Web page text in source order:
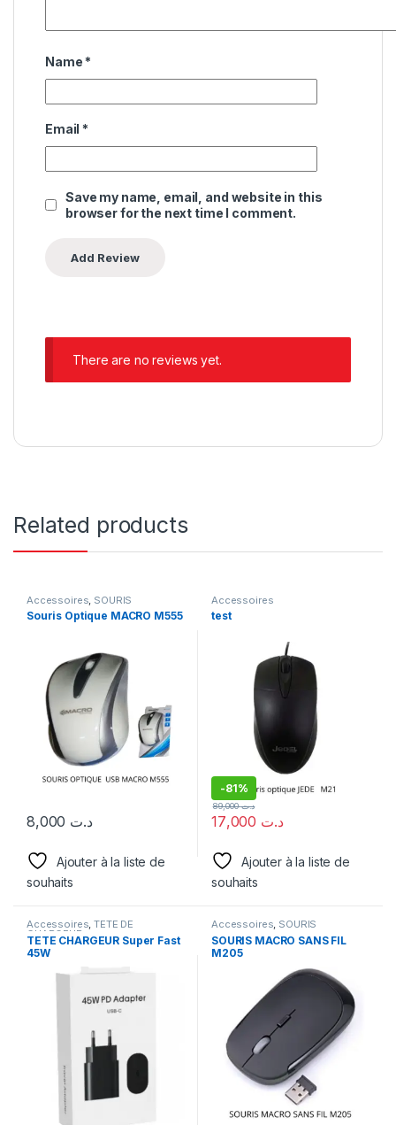
Name *
Email *
Save my name, email, and website in this
browser for the next time I comment.
There are no reviews yet.
Related products
Accessoires SOURIS
Souris Optique MACRO M555
د.ت
Ajouter à la liste de
souhaits
Accessoires
test
-81%
د.ت
د.ت89,000
Ajouter à la liste de
souhaits
Accessoires,TETE DE
CHARGEUR
TETE CHARGEUR Super Fast
45W
Accessoires, SOURIS
SOURIS MACRO SANS FIL
M205